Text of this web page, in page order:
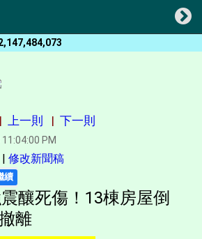
| 上一則 | 下一則
PM
修改新聞稿
釀死傷！13棟房屋倒
離